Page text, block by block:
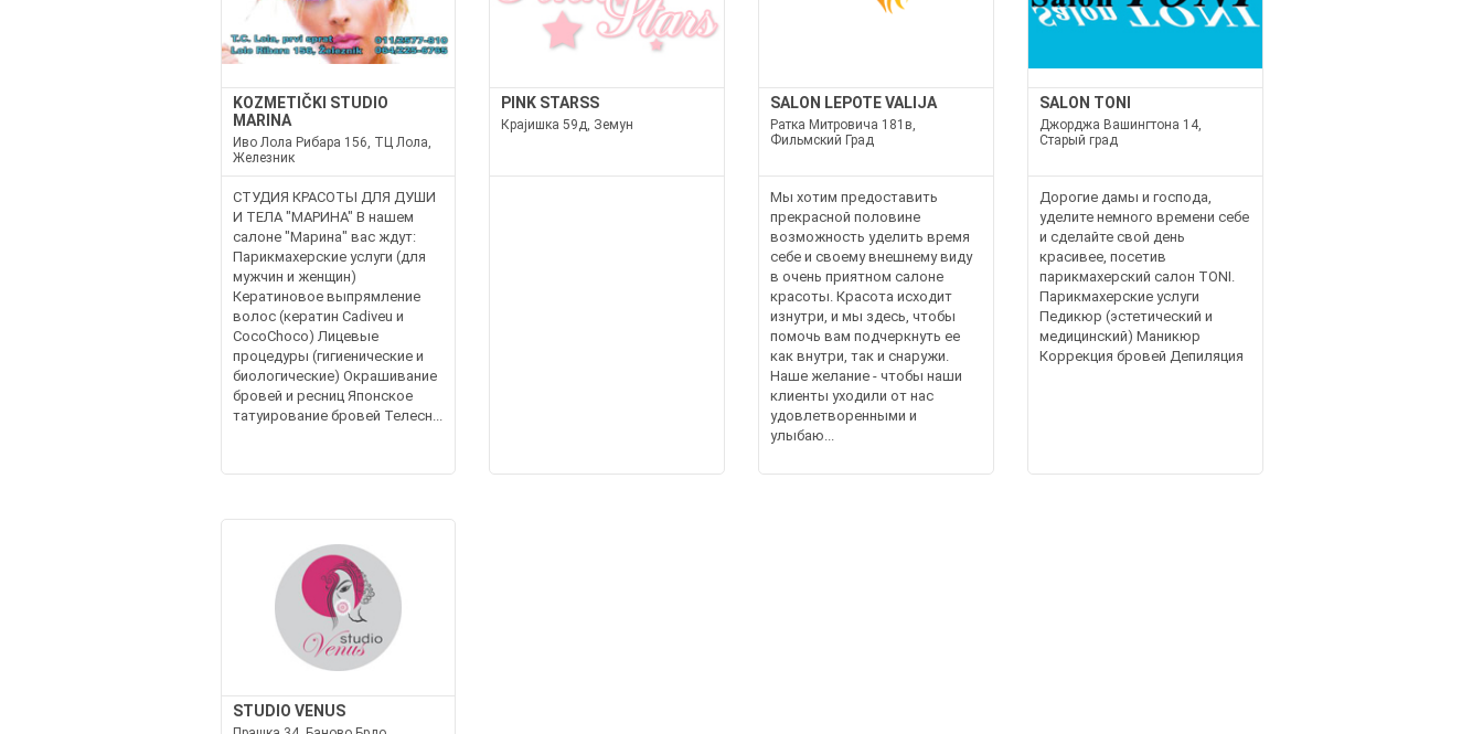
KOZMETIČKI STUDIO
MARINA
Иво Лола Рибара 156, ТЦ Лола,
Железник
СТУДИЯ КРАСОТЫ ДЛЯ ДУШИ
И ТЕЛА "МАРИНА" В нашем
салоне "Марина" вас ждут:
Парикмахерские услуги (для
мужчин и женщин)
Кератиновое выпрямление
волос (кератин Cadiveu и
CocoChoco) Лицевые
процедуры (гигиенические и
биологические) Окрашивание
бровей и ресниц Японское
татуирование бровей Телесн...
PINK STARSS
Крајишка 59д, Земун
SALON LEPOTE VALIJA
Ратка Митровича 181в,
Фильмский Град
Мы хотим предоставить
прекрасной половине
возможность уделить время
себе и своему внешнему виду
в очень приятном салоне
красоты. Красота исходит
изнутри, и мы здесь, чтобы
помочь вам подчеркнуть ее
как внутри, так и снаружи.
Наше желание - чтобы наши
клиенты уходили от нас
удовлетворенными и
улыбаю...
SALON TONI
Джорджа Вашингтона 14,
Старый град
Дорогие дамы и господа,
уделите немного времени себе
и сделайте свой день
красивее, посетив
парикмахерский салон TONI.
Парикмахерские услуги
Педикюр (эстетический и
медицинский) Маникюр
Коррекция бровей Депиляция
STUDIO VENUS